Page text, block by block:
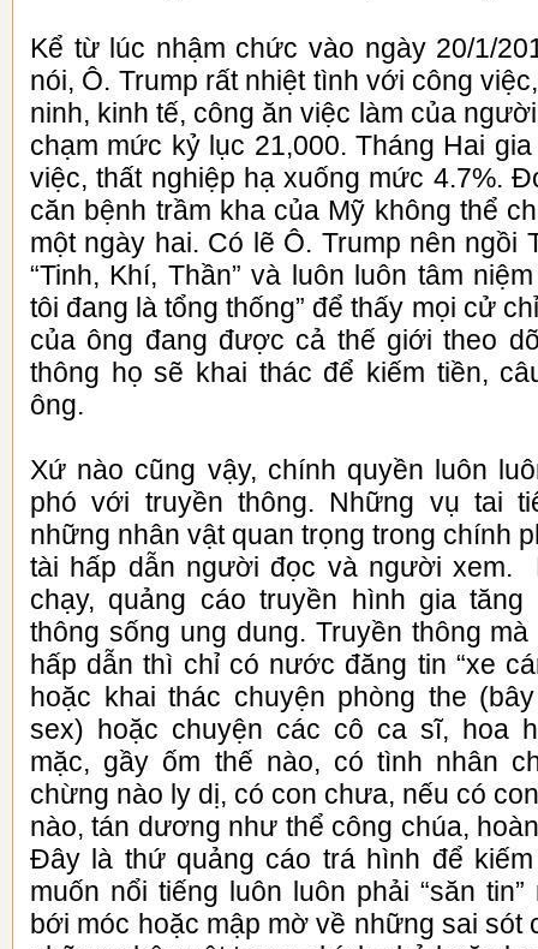
Kể từ lúc nhậm chức vào ngày 20/1/
nói, Ô. Trump rất nhiệt tình với công
ninh, kinh tế, công ăn việc làm của
chạm mức kỷ lục 21,000. Tháng Hai
việc, thất nghiệp hạ xuống mức 4.7%.
căn bệnh trầm kha của Mỹ không thể
một ngày hai. Có lẽ Ô. Trump nên ngồi
“Tinh, Khí, Thần” và luôn luôn tâm
tôi đang là tổng thống” để thấy mọi cử
của ông đang được cả thế giới theo
thông họ sẽ khai thác để kiếm tiền,
ông.
Xứ nào cũng vậy, chính quyền luôn
phó với truyền thông. Những vụ tai
những nhân vật quan trọng trong chính
tài hấp dẫn người đọc và người xem.
chạy, quảng cáo truyền hình gia
thông sống ung dung. Truyền thông
hấp dẫn thì chỉ có nước đăng tin “xe
hoặc khai thác chuyện phòng the
sex) hoặc chuyện các cô ca sĩ, hoa
mặc, gầy ốm thế nào, có tình nhân
chừng nào ly dị, có con chưa, nếu có
nào, tán dương như thể công chúa,
Đây là thứ quảng cáo trá hình để kiếm
muốn nổi tiếng luôn luôn phải “săn
bới móc hoặc mập mờ về những sai sót